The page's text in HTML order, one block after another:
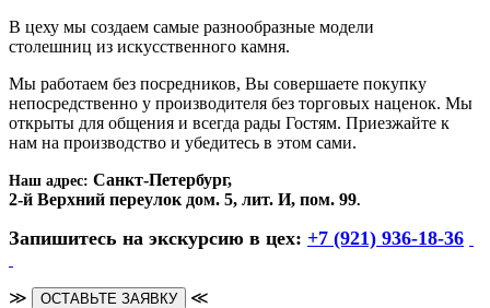
В цеху мы создаем самые разнообразные модели
столешниц из искусственного камня.
Мы работаем без посредников, Вы совершаете покупку
непосредственно у производителя без торговых наценок. Мы
открыты для общения и всегда рады Гостям. Приезжайте к
нам на производство и убедитесь в этом сами.
Наш адрес: Санкт-Петербург,
2-й Верхний переулок дом. 5, лит. И, пом. 99.
Запишитесь на экскурсию в цех: +7 (921) 936-18-36
≫ ОСТАВЬТЕ ЗАЯВКУ ≪